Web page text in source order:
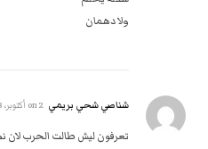
ولا دهمان
شناصي شحي بريمي 2 أكتوبر، 2018 8:20 ص